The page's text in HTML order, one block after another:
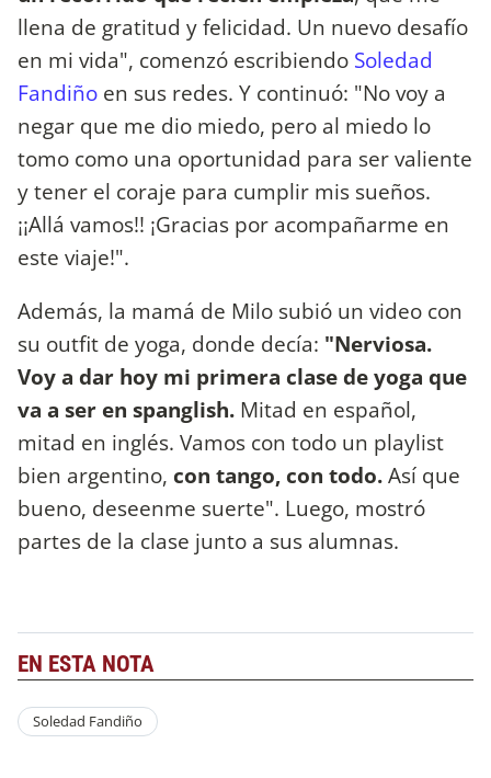
llena de gratitud y felicidad. Un nuevo desafío
en mi vida", comenzó escribiendo Soledad
Fandiño en sus redes. Y continuó: "No voy a
negar que me dio miedo, pero al miedo lo
tomo como una oportunidad para ser valiente
y tener el coraje para cumplir mis sueños.
¡¡Allá vamos!! ¡Gracias por acompañarme en
este viaje!".
Además, la mamá de Milo subió un video con
su outfit de yoga, donde decía: "Nerviosa.
Voy a dar hoy mi primera clase de yoga que
va a ser en spanglish. Mitad en español,
mitad en inglés. Vamos con todo un playlist
bien argentino, con tango, con todo.Así que
bueno, deseenme suerte". Luego, mostró
partes de la clase junto a sus alumnas.
EN ESTA NOTA
Soledad Fandiño